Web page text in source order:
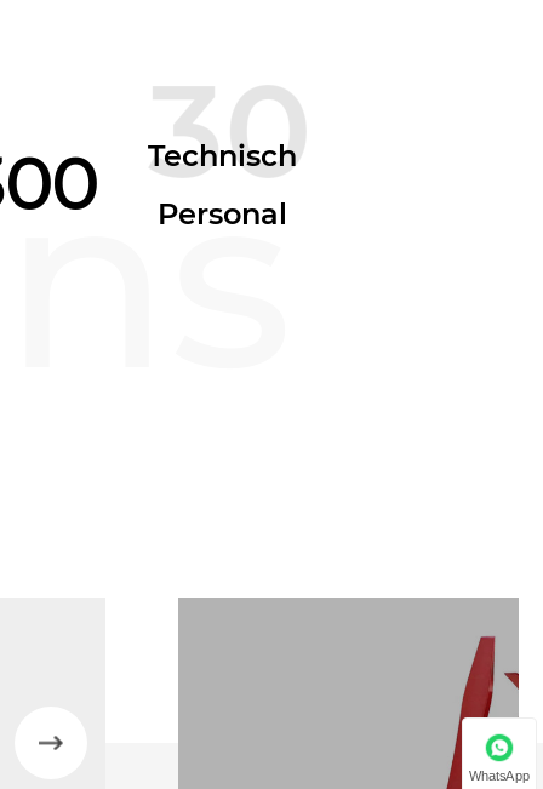
Technisch
Personal
30
WhatsApp